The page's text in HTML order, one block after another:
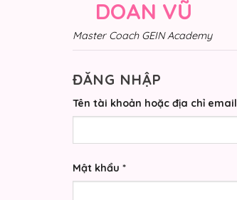
DOAN VŨ
Master Coach GEIN Academy
ĐĂNG NHẬP
Tên tài khoản hoặc địa chỉ email
Mật khẩu *